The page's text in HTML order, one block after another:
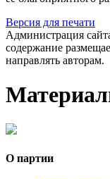
Версия для печати
Администрация
содержание
направлять авторам.
О партии